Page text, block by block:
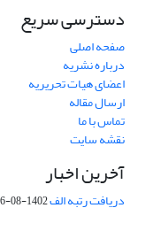
دسترسی سریع
صفحه اصلی
درباره نشریه
اعضای هیات تحریریه
ارسال مقاله
تماس با ما
نقشه سایت
آخرین اخبار
دریافت رتبه الف1402-08-06